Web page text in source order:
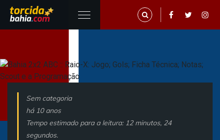
Sem categoria
há 10 anos
Tempo estimado para a leitura: 12 minutos, 24
segundos.